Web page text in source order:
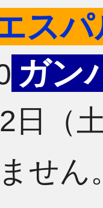
スパ
ガン
日（
せん